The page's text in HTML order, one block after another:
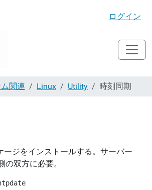
ログイン
関連 Linux Utility 時刻同期
ージをインストールする。サーバー
の双方に必要。